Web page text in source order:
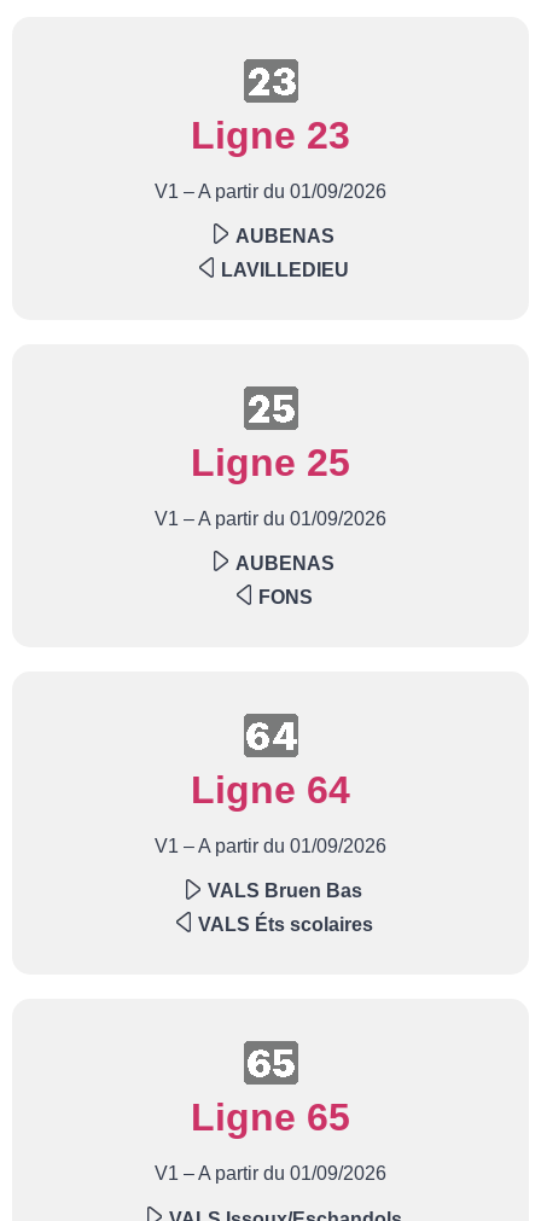
Ligne 23
V1 – A partir du 01/09/2026
AUBENAS
LAVILLEDIEU
Ligne 25
V1 – A partir du 01/09/2026
AUBENAS
FONS
Ligne 64
V1 – A partir du 01/09/2026
VALS Bruen Bas
VALS Éts scolaires
Ligne 65
V1 – A partir du 01/09/2026